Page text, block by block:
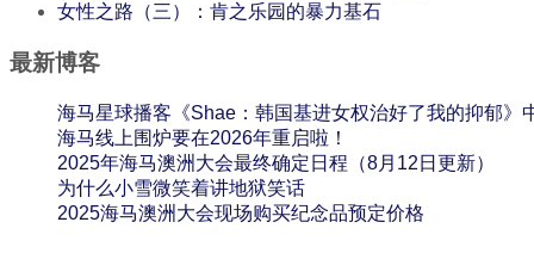
女性之路（三）：肯之乐园的暴力基石
最新博客
海马星球播客《Shae：韩国基进女权治好了我的抑郁》
海马线上围炉要在2026年重启啦！
2025年海马澳洲大会最终确定日程（8月12日更新）
为什么小雪微笑着讲地狱笑话
2025海马澳洲大会现场购买纪念品预定价格